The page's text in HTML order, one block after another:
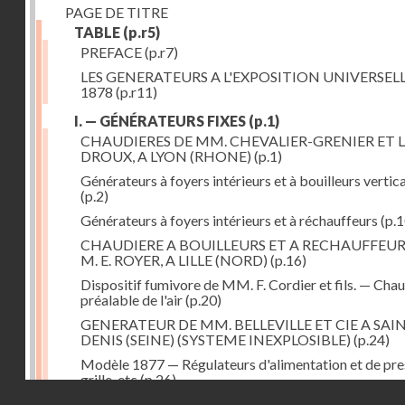
PAGE DE TITRE
TABLE (p.r5)
PREFACE(p.r7)
LES GENERATEURS A L'EXPOSITION
1878 (p.r11)
I. — GÉNÉRATEURS FIXES (p.1)
CHAUDIERES DE MM. CHEVALIER-GRENIER ET
DROUX, A LYON (RHONE) (p.1)
Générateurs à foyers intérieurs et à bouilleurs
(p.2)
Générateurs à foyers intérieurs et à réchauffeurs
CHAUDIERE A BOUILLEURS ET A
M. E. ROYER, A LILLE (NORD) (p.16)
Dispositif fumivore de MM. F. Cordier et fils. —
préalable de l'air(p.20)
GENERATEUR DE MM. BELLEVILLE ET CIE A
DENIS (SEINE) (SYSTEME INEXPLOSIBLE) (p.24)
Modèle 1877 — Régulateurs d'alimentation et de
grille, etc(p.26)